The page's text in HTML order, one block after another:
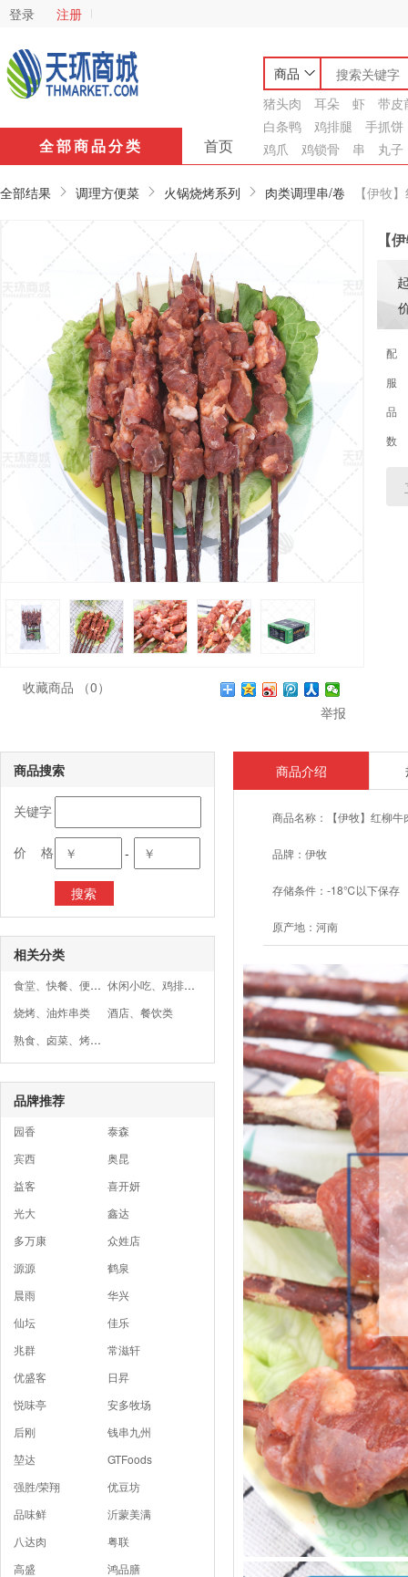
登录 注册
商品
猪头肉
耳朵 虾
带皮
白条鸭
鸡排腿
手抓饼
鸡爪
鸡锁骨 串 丸子
全部商品分类 首页
全部结果 调理方便菜 火锅烧烤系列 肉类调理串/卷 【伊牧
收藏商品
（0）
举报
【
商品搜索
关键字
价 格 -
相关分类
食堂、快餐、便当类
休闲小吃、鸡排、汉堡类
烧烤、油炸串类
酒店、餐饮类
熟食、卤菜、烤鸭店
品牌推荐
园香
泰森
宾西
奥昆
益客
喜开妍
光大
鑫达
多万康
众姓店
源源
鹤泉
晨雨
华兴
仙坛
佳乐
兆群
常滋轩
优盛客
日昇
悦味亭
安多牧场
后刚
钱串九州
堃达
GTFoods
强胜/荣翔
优豆坊
品味鲜
沂蒙美满
八达肉
粤联
高盛
鸿品膳
商品介绍
商品名称： 【伊牧】红柳
品牌： 伊牧
存储条件： -18℃以下保存
原产地： 河南